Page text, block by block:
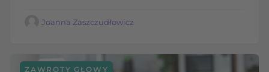
Joanna Zaszczudłowicz
ZAWROTY GŁOWY